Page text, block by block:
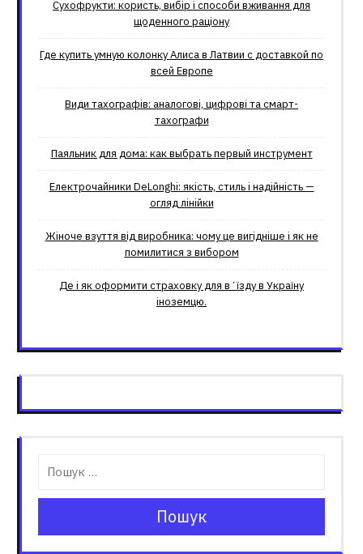
Сухофрукти: користь, вибір і способи вживання для
щоденного раціону
Где купить умную колонку Алиса в Латвии с доставкой по
всей Европе
Види тахографів: аналогові, цифрові та смарт-
тахографи
Паяльник для дома: как выбрать первый инструмент
Електрочайники DeLonghi: якість, стиль і надійність —
огляд лінійки
Жіноче взуття від виробника: чому це вигідніше і як не
помилитися з вибором
Де і як оформити страховку для вʼїзду в Україну
іноземцю.
Пошук